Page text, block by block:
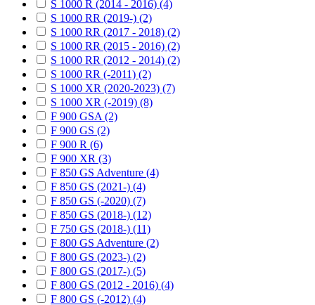
S 1000 R (2014 - 2016) (4)
S 1000 RR (2019-) (2)
S 1000 RR (2017 - 2018) (2)
S 1000 RR (2015 - 2016) (2)
S 1000 RR (2012 - 2014) (2)
S 1000 RR (-2011) (2)
S 1000 XR (2020-2023) (7)
S 1000 XR (-2019) (8)
F 900 GSA (2)
F 900 GS (2)
F 900 R (6)
F 900 XR (3)
F 850 GS Adventure (4)
F 850 GS (2021-) (4)
F 850 GS (-2020) (7)
F 850 GS (2018-) (12)
F 750 GS (2018-) (11)
F 800 GS Adventure (2)
F 800 GS (2023-) (2)
F 800 GS (2017-) (5)
F 800 GS (2012 - 2016) (4)
F 800 GS (-2012) (4)